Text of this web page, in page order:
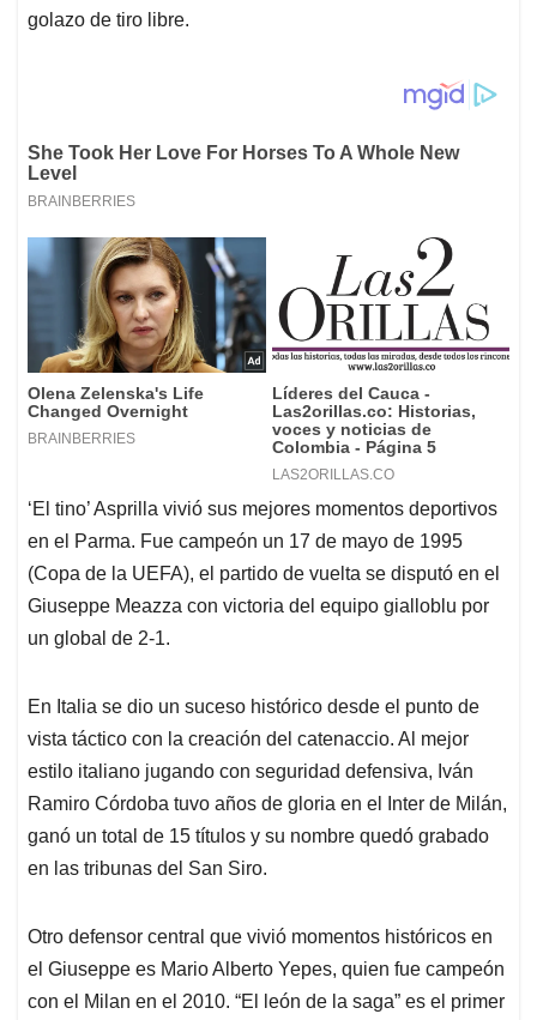
golazo de tiro libre.
‘El tino’ Asprilla vivió sus mejores momentos deportivos
en el Parma. Fue campeón un 17 de mayo de 1995
(Copa de la UEFA), el partido de vuelta se disputó en el
Giuseppe Meazza con victoria del equipo gialloblu por
un global de 2-1.
En Italia se dio un suceso histórico desde el punto de
vista táctico con la creación del catenaccio. Al mejor
estilo italiano jugando con seguridad defensiva, Iván
Ramiro Córdoba tuvo años de gloria en el Inter de Milán,
ganó un total de 15 títulos y su nombre quedó grabado
en las tribunas del San Siro.
Otro defensor central que vivió momentos históricos en
el Giuseppe es Mario Alberto Yepes, quien fue campeón
con el Milan en el 2010. “El león de la saga” es el primer